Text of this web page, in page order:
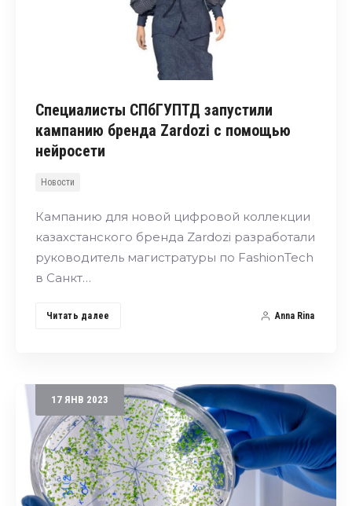
Специалисты СПбГУПТД запустили
кампанию бренда Zardozi с помощью
нейросети
Новости
Кампанию для новой цифровой коллекции
казахстанского бренда Zardozi разработали
руководитель магистратуры по FashionTech
в Санкт…
Читать далее Anna Rina
17 ЯНВ 2023